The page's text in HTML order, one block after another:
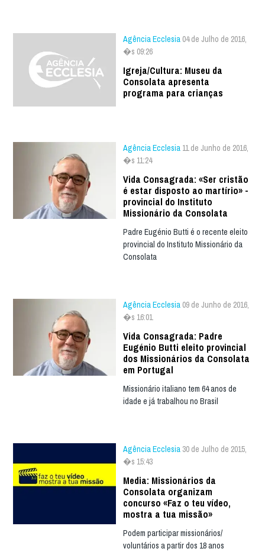
Agência Ecclesia 04 de Julho de 2016,
�s 09:26
Igreja/Cultura: Museu da
Consolata apresenta
programa para crianças
Agência Ecclesia 11 de Junho de 2016,
�s 11:24
Vida Consagrada: «Ser cristão
é estar disposto ao martírio» -
provincial do Instituto
Missionário da Consolata
Padre Eugénio Butti é o recente eleito
provincial do Instituto Missionário da
Consolata
Agência Ecclesia 09 de Junho de 2016,
�s 16:01
Vida Consagrada: Padre
Eugénio Butti eleito provincial
dos Missionários da Consolata
em Portugal
Missionário italiano tem 64 anos de
idade e já trabalhou no Brasil
Agência Ecclesia 30 de Julho de 2015,
�s 15:43
Media: Missionários da
Consolata organizam
concurso «Faz o teu vídeo,
mostra a tua missão»
Podem participar missionários/
voluntários a partir dos 18 anos